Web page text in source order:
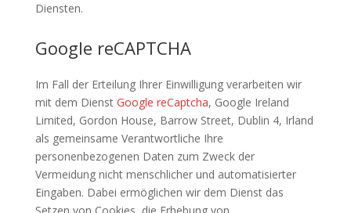
Diensten.
Google reCAPTCHA
Im Fall der Erteilung Ihrer Einwilligung verarbeiten wir
mit dem Dienst Google reCaptcha, Google Ireland
Limited, Gordon House, Barrow Street, Dublin 4, Irland
als gemeinsame Verantwortliche Ihre
personenbezogenen Daten zum Zweck der
Vermeidung nicht menschlicher und automatisierter
Eingaben. Dabei ermöglichen wir dem Dienst das